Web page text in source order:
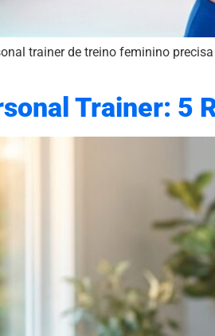
trainer de treino feminino
Trainer: 5